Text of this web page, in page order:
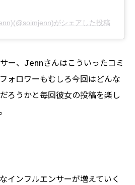
がシェアした投稿
ー、Jennさんはこういったコミ
ォロワーもむしろ今回はどんな
ろうかと毎回彼女の投稿を楽し
インフルエンサーが増えていく